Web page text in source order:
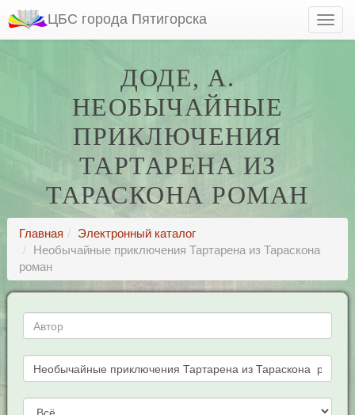
ЦБС города Пятигорска
ДОДЕ, А.
НЕОБЫЧАЙНЫЕ
ПРИКЛЮЧЕНИЯ
ТАРТАРЕНА ИЗ
ТАРАСКОНА РОМАН
Главная
Электронный каталог
Необычайные приключения Тартарена из Тараскона
роман